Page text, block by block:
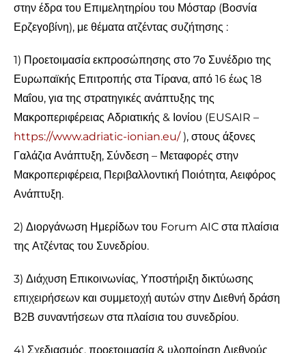
στην έδρα του Επιμελητηρίου του Μόσταρ (Βοσνία
Ερζεγοβίνη), με θέματα ατζέντας συζήτησης :
1) Προετοιμασία εκπροσώπησης στο 7ο Συνέδριο της
Ευρωπαϊκής Επιτροπής στα Τίρανα, από 16 έως 18
Μαΐου, για της στρατηγικές ανάπτυξης της
Μακροπεριφέρειας Αδριατικής & Ιονίου (EUSAIR –
https://www.adriatic-ionian.eu/), στους άξονες
Γαλάζια Ανάπτυξη, Σύνδεση – Μεταφορές στην
Μακροπεριφέρεια, Περιβαλλοντική Ποιότητα, Αειφόρος
Ανάπτυξη.
2) Διοργάνωση Ημερίδων του Forum AIC στα πλαίσια
της Ατζέντας του Συνεδρίου.
3) Διάχυση Επικοινωνίας, Υποστήριξη δικτύωσης
επιχειρήσεων και συμμετοχή αυτών στην Διεθνή δράση
Β2Β συναντήσεων στα πλαίσια του συνεδρίου.
4) Σχεδιασμός, προετοιμασία & υλοποίηση Διεθνούς